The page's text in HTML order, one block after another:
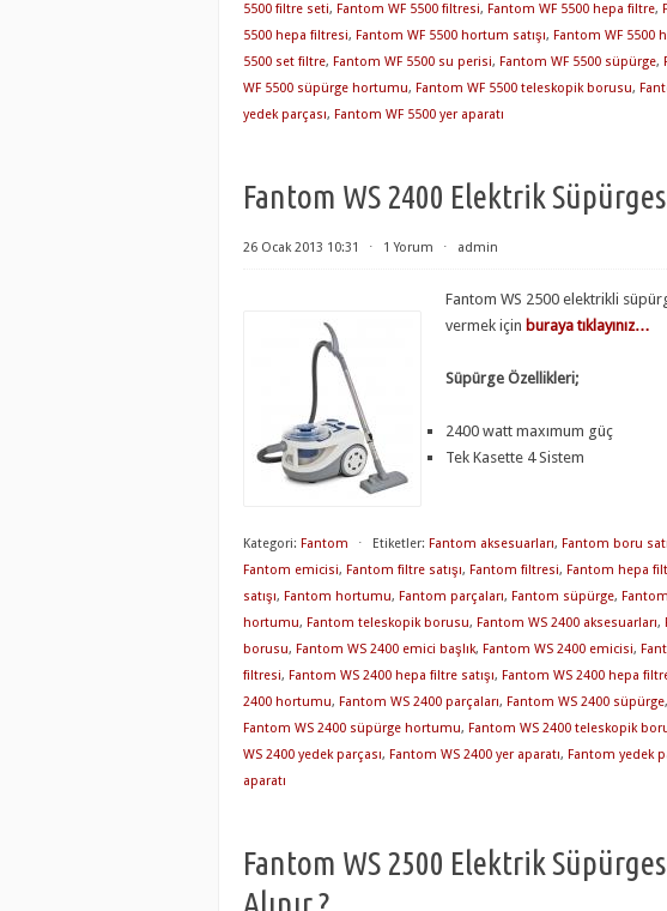
5500 filtre seti, Fantom WF 5500 filtresi, Fantom WF 5500 hepa filtre,
5500 hepa filtresi, Fantom WF 5500 hortum satışı, Fantom WF 5500
5500 set filtre, Fantom WF 5500 su perisi, Fantom WF 5500 süpürge,
WF 5500 süpürge hortumu, Fantom WF 5500 teleskopik borusu,
yedek parçası, Fantom WF 5500 yer aparatı
Fantom WS 2400 Elektrik
26 Ocak 2013 10:31 ⋅ 1 Yorum ⋅ admin
Fantom WS 2500 elektrikli
vermek için buraya tıklayınız…
Süpürge Özellikleri;
2400 watt maxımum güç
Tek Kasette 4 Sistem
Kategori: Fantom ⋅ Etiketler: Fantom aksesuarları, Fantom boru
Fantom emicisi, Fantom filtre satışı, Fantom filtresi, Fantom hepa
satışı, Fantom hortumu, Fantom parçaları, Fantom süpürge,
hortumu, Fantom teleskopik borusu, Fantom WS 2400 aksesuarları,
borusu, Fantom WS 2400 emici başlık, Fantom WS 2400 emicisi,
filtresi, Fantom WS 2400 hepa filtre satışı, Fantom WS 2400 hepa
2400 hortumu, Fantom WS 2400 parçaları, Fantom WS 2400 süpürge,
Fantom WS 2400 süpürge hortumu, Fantom WS 2400 teleskopik
WS 2400 yedek parçası, Fantom WS 2400 yer aparatı, Fantom yedek
aparatı
Fantom WS 2500 Elektrik
Alınır ?